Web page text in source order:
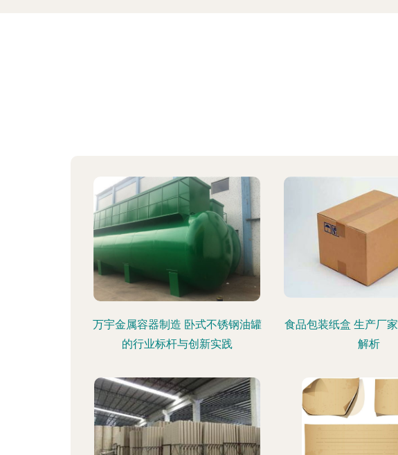
万宇金属容器制造 卧式不锈钢油罐
的行业标杆与创新实践
食品包装纸盒 生产厂
解析